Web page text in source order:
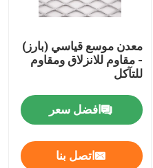
معدن موسع قياسي (بارز)
- مقاوم للانزلاق ومقاوم
للتآكل
افضل سعر
اتصل بنا